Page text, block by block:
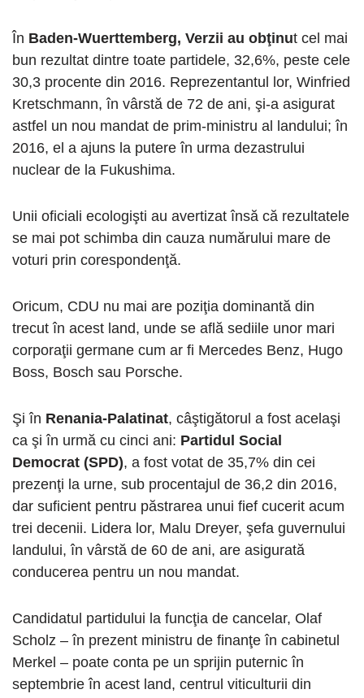
În Baden-Wuerttemberg, Verzii au obţinut cel mai
bun rezultat dintre toate partidele, 32,6%, peste cele
30,3 procente din 2016. Reprezentantul lor, Winfried
Kretschmann, în vârstă de 72 de ani, şi-a asigurat
astfel un nou mandat de prim-ministru al landului; în
2016, el a ajuns la putere în urma dezastrului
nuclear de la Fukushima.
Unii oficiali ecologişti au avertizat însă că rezultatele
se mai pot schimba din cauza numărului mare de
voturi prin corespondenţă.
Oricum, CDU nu mai are poziţia dominantă din
trecut în acest land, unde se află sediile unor mari
corporaţii germane cum ar fi Mercedes Benz, Hugo
Boss, Bosch sau Porsche.
Şi în Renania-Palatinat, câştigătorul a fost acelaşi
ca şi în urmă cu cinci ani: Partidul Social
Democrat (SPD), a fost votat de 35,7% din cei
prezenţi la urne, sub procentajul de 36,2 din 2016,
dar suficient pentru păstrarea unui fief cucerit acum
trei decenii. Lidera lor, Malu Dreyer, şefa guvernului
landului, în vârstă de 60 de ani, are asigurată
conducerea pentru un nou mandat.
Candidatul partidului la funcţia de cancelar, Olaf
Scholz – în prezent ministru de finanţe în cabinetul
Merkel – poate conta pe un sprijin puternic în
septembrie în acest land, centrul viticulturii din